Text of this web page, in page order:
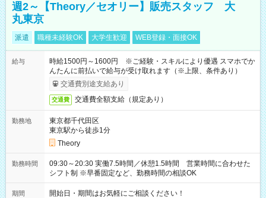
週2～【Theory／セオリー】販売スタッフ 大
丸東京
派遣 職種未経験OK 大学生歓迎 WEB登録・面接OK
給与
時給1500円～1600円 ※ご経験・スキルにより優遇 スマホでか
んたんに前払いで給与が受け取れます（※上限、条件あり）
交通費別途支給あり
交通費 交通費全額支給（規定あり）
勤務地
東京都千代田区
東京駅から徒歩1分
Theory
勤務時間
09:30～20:30 実働7.5時間／休憩1.5時間 営業時間に合わせた
シフト制 ※早番固定など、勤務時間の相談OK
期間 開始日・期間はお気軽にご相談ください！